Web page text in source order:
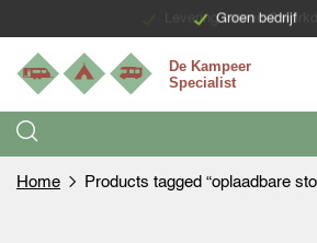
Groen bedrijf
Levering binnen 7
Home Products tagged “oplaadbare